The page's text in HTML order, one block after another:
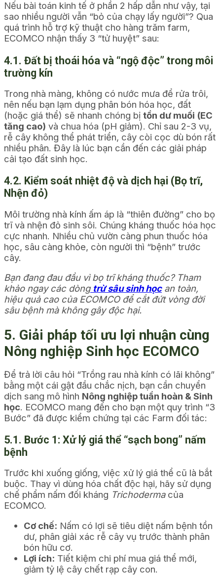
Nếu bài toán kinh tế ở phần 2 hấp dẫn như vậy, tại
sao nhiều người vẫn “bỏ của chạy lấy người”? Qua
quá trình hỗ trợ kỹ thuật cho hàng trăm farm,
ECOMCO nhận thấy 3 “tử huyệt” sau:
4.1. Đất bị thoái hóa và “ngộ độc” trong môi
trường kín
Trong nhà màng, không có nước mưa để rửa trôi,
nên nếu bạn lạm dụng phân bón hóa học, đất
(hoặc giá thể) sẽ nhanh chóng bị tồn dư muối (EC
tăng cao) và chua hóa (pH giảm). Chỉ sau 2-3 vụ,
rễ cây không thể phát triển, cây còi cọc dù bón rất
nhiều phân. Đây là lúc bạn cần đến các giải pháp
cải tạo đất sinh học.
4.2. Kiểm soát nhiệt độ và dịch hại (Bọ trĩ,
Nhện đỏ)
Môi trường nhà kính ấm áp là “thiên đường” cho bọ
trĩ và nhện đỏ sinh sôi. Chúng kháng thuốc hóa học
cực nhanh. Nhiều chủ vườn càng phun thuốc hóa
học, sâu càng khỏe, còn người thì “bệnh” trước
cây.
Bạn đang đau đầu vì bọ trĩ kháng thuốc? Tham
khảo ngay các dòng trừ sâu sinh họcan toàn,
hiệu quả cao của ECOMCO để cắt đứt vòng đời
sâu bệnh mà không gây độc hại.
5. Giải pháp tối ưu lợi nhuận cùng
Nông nghiệp Sinh học ECOMCO
Để trả lời câu hỏi “Trồng rau nhà kính có lãi không”
bằng một cái gật đầu chắc nịch, bạn cần chuyển
dịch sang mô hình Nông nghiệp tuần hoàn & Sinh
học. ECOMCO mang đến cho bạn một quy trình “3
Bước” đã được kiểm chứng tại các Farm đối tác:
5.1. Bước 1: Xử lý giá thể “sạch bong” nấm
bệnh
Trước khi xuống giống, việc xử lý giá thể cũ là bắt
buộc. Thay vì dùng hóa chất độc hại, hãy sử dụng
chế phẩm nấm đối kháng Trichodermacủa
ECOMCO.
Cơ chế: Nấm có lợi sẽ tiêu diệt nấm bệnh tồn
dư, phân giải xác rễ cây vụ trước thành phân
bón hữu cơ.
Lợi ích: Tiết kiệm chi phí mua giá thể mới,
giảm tỷ lệ cây chết rạp cây con.